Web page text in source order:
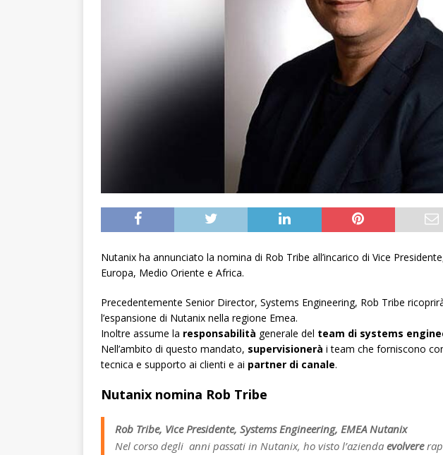
Nutanix ha annunciato la nomina di Rob Tribe all’incarico di Vice
Europa, Medio Oriente e Africa.
Precedentemente Senior Director, Systems Engineering, Rob Tribe
l’espansione di Nutanix nella regione Emea.
Inoltre assume la responsabilità generale del team di systems
Nell’ambito di questo mandato, supervisionerà i team che forniscono
tecnica e supporto ai clienti e ai partner di canale.
Nutanix nomina Rob Tribe
Rob Tribe, Vice Presidente, Systems Engineering, EMEA Nutanix
Nel corso degli anni passati in Nutanix, ho visto l’azienda evolvere